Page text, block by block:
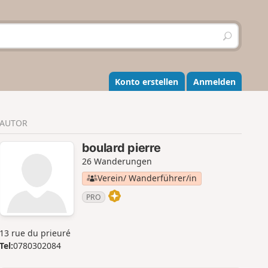
S
u
h
e
n
Konto erstellen Anmelden
AUTOR
boulard pierre
26 Wanderungen
Verein/ Wanderführer/in
PRO
13 rue du prieuré
Tel:0780302084